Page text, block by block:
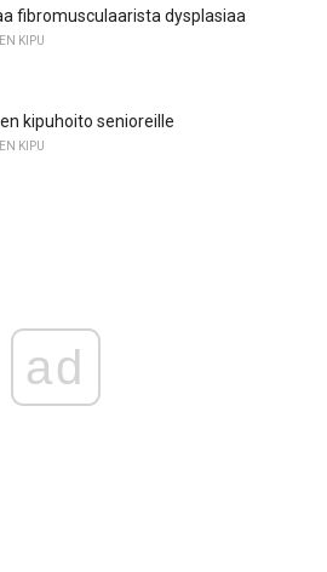
fibromusculaarista dysplasiaa
KIPU
kipuhoito senioreille
KIPU
ad